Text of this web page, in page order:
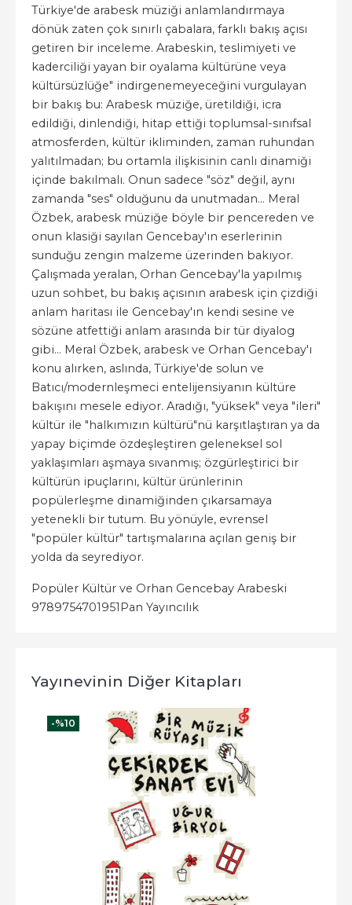
Türkiye'de arabesk müziği anlamlandırmaya
dönük zaten çok sınırlı çabalara, farklı bakış açısı
getiren bir inceleme. Arabeskin, teslimiyeti ve
kaderciliği yayan bir oyalama kültürüne veya
kültürsüzlüğe" indirgenemeyeceğini vurgulayan
bir bakış bu: Arabesk müziğe, üretildiği, icra
edildiği, dinlendiği, hitap ettiği toplumsal-sınıfsal
atmosferden, kültür ikliminden, zaman ruhundan
yalıtılmadan; bu ortamla ilişkisinin canlı dinamiği
içinde bakılmalı. Onun sadece "söz" değil, aynı
zamanda "ses" olduğunu da unutmadan... Meral
Özbek, arabesk müziğe böyle bir pencereden ve
onun klasiği sayılan Gencebay'ın eserlerinin
sunduğu zengin malzeme üzerinden bakıyor.
Çalışmada yeralan, Orhan Gencebay'la yapılmış
uzun sohbet, bu bakış açısının arabesk için çizdiği
anlam haritası ile Gencebay'ın kendi sesine ve
sözüne atfettiği anlam arasında bir tür diyalog
gibi... Meral Özbek, arabesk ve Orhan Gencebay'ı
konu alırken, aslında, Türkiye'de solun ve
Batıcı/modernleşmeci entelijensiyanın kültüre
bakışını mesele ediyor. Aradığı, "yüksek" veya "ileri"
kültür ile "halkımızın kültürü"nü karşıtlaştıran ya da
yapay biçimde özdeşleştiren geleneksel sol
yaklaşımları aşmaya sıvanmış; özgürleştirici bir
kültürün ipuçlarını, kültür ürünlerinin
popülerleşme dinamiğinden çıkarsamaya
yetenekli bir tutum. Bu yönüyle, evrensel
"popüler kültür" tartışmalarına açılan geniş bir
yolda da seyrediyor.
Popüler Kültür ve Orhan Gencebay Arabeski
9789754701951 Pan Yayıncılık
Yayınevinin Diğer Kitapları
-%10